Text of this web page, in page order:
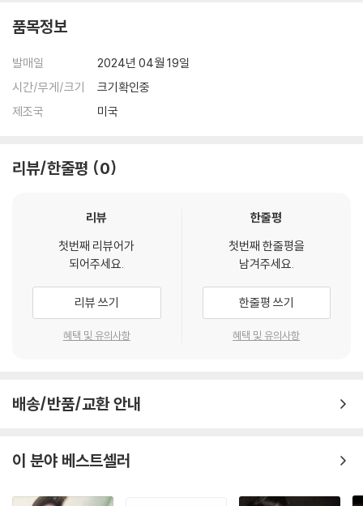
가 어려우므로 신중한 구매를 부탁드립니다.
품목정보
발매일
2024년 04월 19일
시간/무게/크기
크기확인중
제조국
미국
리뷰/한줄평 0
리뷰
첫번째 리뷰어가
되어주세요.
리뷰 쓰기
혜택 및 유의사항
한줄평
첫번째 한줄평을
남겨주세요.
한줄평 쓰기
혜택 및 유의사항
배송/반품/교환 안내
이 분야 베스트셀러